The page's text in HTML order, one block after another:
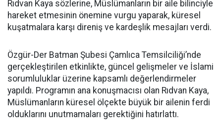
Rıdvan Kaya sözlerine, Müslümanların bir aile bilinciyle
hareket etmesinin önemine vurgu yaparak, küresel
kuşatmalara karşı direniş ve kardeşlik mesajları verdi.
Özgür-Der Batman Şubesi Çamlıca Temsilciliği’nde
gerçekleştirilen etkinlikte, güncel gelişmeler ve İslami
sorumluluklar üzerine kapsamlı değerlendirmeler
yapıldı. Programın ana konuşmacısı olan Rıdvan Kaya,
Müslümanların küresel ölçekte büyük bir ailenin ferdi
olduklarını unutmamaları gerektiğini hatırlattı.